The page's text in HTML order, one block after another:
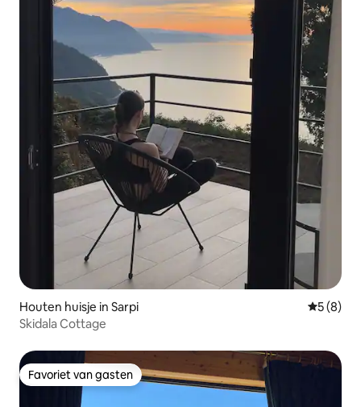
Houten huisje in Sarpi
5 (8)
Skidala Cottage
Favoriet van gasten
Favoriet van gasten